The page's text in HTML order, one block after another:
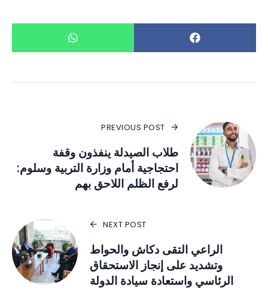
PREVIOUS POST
طلاب الصيدلة ينفذون وقفة
احتجاجية أمام وزارة التربية وسلوم:
لرفع الظلم اللاحق بهم
NEXT POST
الراعي التقى دكاش والحواط
وتشديد على إنجاز الاستحقاق
الرئاسي واستعادة سيادة الدولة